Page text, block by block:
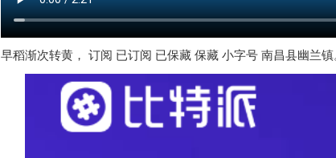
早稻渐次转黄， 订阅 已订阅 已保藏 保藏 小字号 南昌县幽兰镇